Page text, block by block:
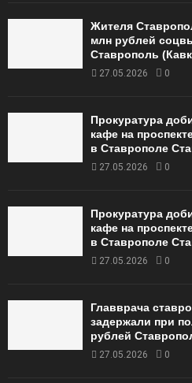
Жителя
млн рублей
Ставрополь
27.05.2026 0
Прокуратура
кафе на
в Ставрополе
27.05.2026 0
Прокуратура
кафе на
в Ставрополе
27.05.2026 0
Главврача
задержали при
рублей
27.05.2026 0